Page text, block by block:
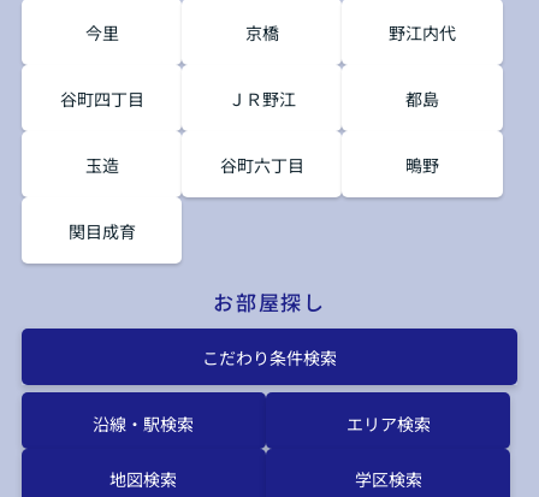
今里 京橋 野江内代
谷町四丁目 ＪＲ野江 都島
玉造 谷町六丁目 鴫野
関目成育
お部屋探し
こだわり条件検索
沿線・駅検索 エリア検索
地図検索 学区検索